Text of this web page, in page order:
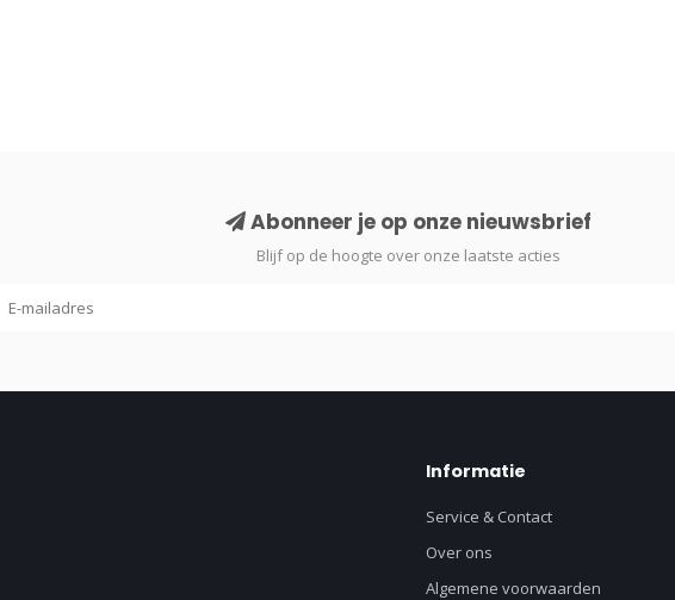
Abonneer je op onze nieuwsbrief
Blijf op de hoogte over onze laatste acties
Informatie
Service & Contact
Over ons
Algemene voorwaarden